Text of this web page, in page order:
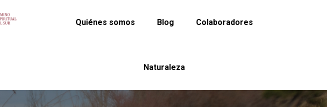
Quiénes somos Blog Colaboradores
Naturaleza